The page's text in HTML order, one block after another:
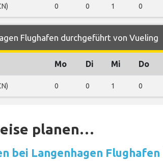
0 0 1 0
Flughafen durchgeführt von Vueling
Mo Di Mi Do
0 0 1 0
planen…
bei Langenhagen Flughafen